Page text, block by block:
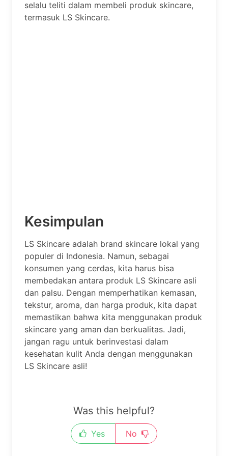
selalu teliti dalam membeli produk skincare,
termasuk LS Skincare.
Kesimpulan
LS Skincare adalah brand skincare lokal yang
populer di Indonesia. Namun, sebagai
konsumen yang cerdas, kita harus bisa
membedakan antara produk LS Skincare asli
dan palsu. Dengan memperhatikan kemasan,
tekstur, aroma, dan harga produk, kita dapat
memastikan bahwa kita menggunakan produk
skincare yang aman dan berkualitas. Jadi,
jangan ragu untuk berinvestasi dalam
kesehatan kulit Anda dengan menggunakan
LS Skincare asli!
Was this helpful?
Yes No